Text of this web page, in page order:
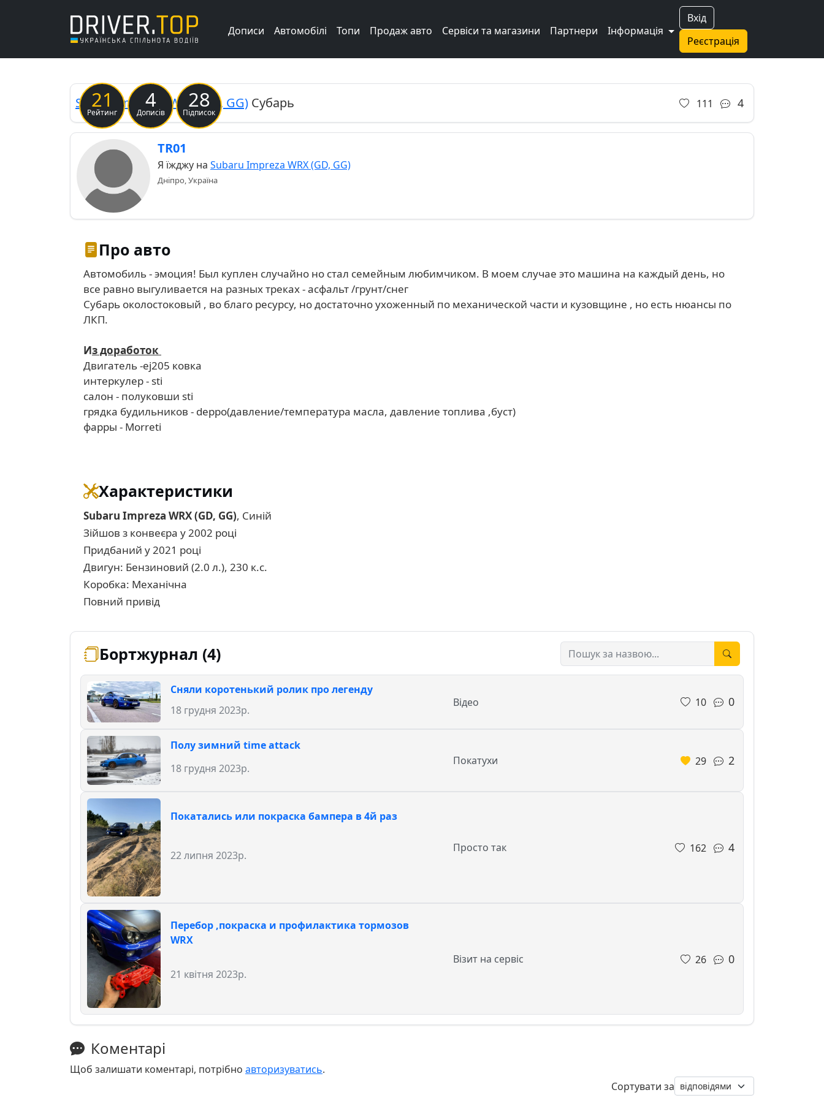
Вхід
Реєстрація
Дописи Автомобілі Топи Продаж авто Сервіси та магазини Партнери Інформація
21
Рейтинг
4
Дописів
28
Підписок
Previous Next
Subaru Impreza WRX (GD, GG) Субарь 111 4
TR01
Я їжджу на Subaru Impreza WRX (GD, GG)
Дніпро, Україна
Про авто
Автомобиль - эмоция! Был куплен случайно но стал семейным любимчиком. В моем случае это машина на каждый день, но
все равно выгуливается на разных треках - асфальт /грунт/снег
Субарь околостоковый , во благо ресурсу, но достаточно ухоженный по механической части и кузовщине , но есть нюансы по
ЛКП.
Из доработок
Двигатель -ej205 ковка
интеркулер - sti
салон - полуковши sti
грядка будильников - deppo(давление/температура масла, давление топлива ,буст)
фарры - Morreti
Характеристики
Subaru Impreza WRX (GD, GG), Синій
Зійшов з конвеєра у 2002 році
Придбаний у 2021 році
Двигун: Бензиновий (2.0 л.), 230 к.с.
Коробка: Механічна
Повний привід
Бортжурнал (4)
Сняли коротенький ролик про легенду
18 грудня 2023р.
Відео 10 0
Полу зимний time attack
18 грудня 2023р.
Покатухи 29 2
Покатались или покраска бампера в 4й раз
22 липня 2023р.
Просто так 162 4
Перебор ,покраска и профилактика тормозов
WRX
21 квітня 2023р.
Візит на сервіс 26 0
Коментарі
Щоб залишати коментарі, потрібно авторизуватись.
Сортувати за